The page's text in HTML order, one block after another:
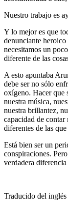
Nuestro trabajo es
Y lo mejor es que
denunciante
necesitamos un
diferente de las
A esto apuntaba
debe ser no sólo
oxígeno. Hacer que
nuestra música,
nuestra brillantez,
capacidad de contar
diferentes de las
Está bien ser un
conspiraciones.
verdadera
Traducido del